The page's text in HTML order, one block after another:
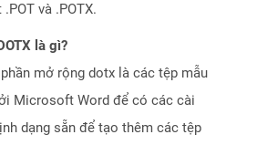
và .POTX.
là gì?
mở rộng dotx là các tệp mẫu
Microsoft Word để có các cài
dạng sẵn để tạo thêm các tệp